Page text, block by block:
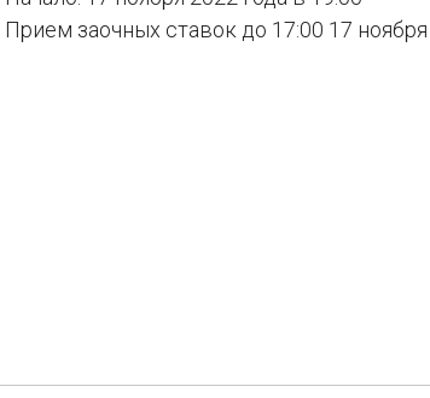
Прием заочных ставок до 17:00 17 ноября